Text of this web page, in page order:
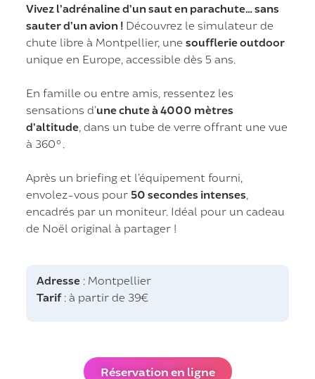
Vivez l’adrénaline d’un saut en parachute… sans
sauter d’un avion ! Découvrez le simulateur de
chute libre à Montpellier, unesoufflerie outdoor
unique en Europe, accessible dès 5 ans.
En famille ou entre amis, ressentez les
sensations d’une chute à 4000 mètres
d’altitude , dans un tube de verre offrant une vue
à 360°.
Après un briefing et l’équipement fourni,
envolez-vous pour 50 secondes intenses
encadrés par un moniteur. Idéal pour un cadeau
de Noël original à partager !
Adresse : Montpellier
Tarif: à partir de 39€
Réservation en ligne